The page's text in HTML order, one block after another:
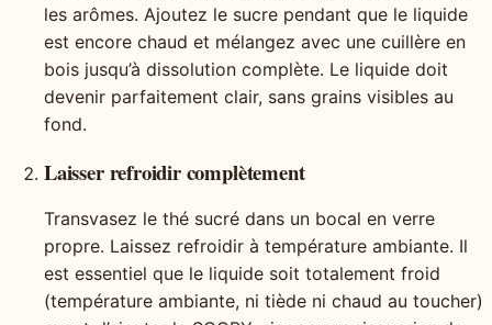
les arômes. Ajoutez le sucre pendant que le liquide
est encore chaud et mélangez avec une cuillère en
bois jusqu’à dissolution complète. Le liquide doit
devenir parfaitement clair, sans grains visibles au
fond.
Laisser refroidir complètement
Transvasez le thé sucré dans un bocal en verre
propre. Laissez refroidir à température ambiante. Il
est essentiel que le liquide soit totalement froid
(température ambiante, ni tiède ni chaud au toucher)